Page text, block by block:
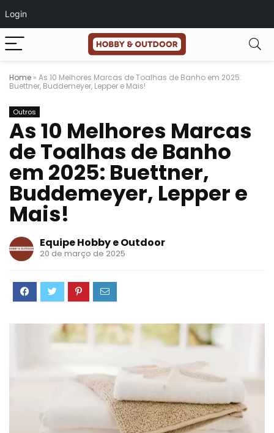
Login
Home » As 10 Melhores Marcas de Toalhas de Banho em 2025:
Buettner, Buddemeyer, Lepper e Mais!
Outros
As 10 Melhores Marcas
de Toalhas de Banho
em 2025: Buettner,
Buddemeyer, Lepper e
Mais!
Equipe Hobby e Outdoor
20 de março de 2025